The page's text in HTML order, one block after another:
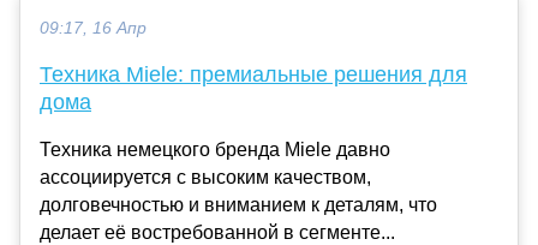
09:17, 16 Апр
Техника Miele: премиальные решения для
дома
Техника немецкого бренда Miele давно
ассоциируется с высоким качеством,
долговечностью и вниманием к деталям, что
делает её востребованной в сегменте...